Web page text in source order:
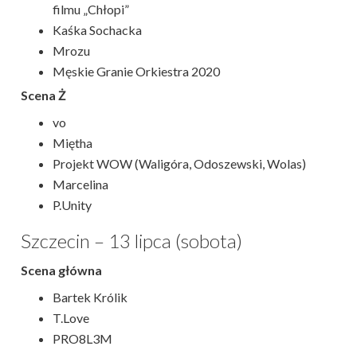
filmu „Chłopi”
Kaśka Sochacka
Mrozu
Męskie Granie Orkiestra 2020
Scena Ż
vo
Miętha
Projekt WOW (Waligóra, Odoszewski, Wolas)
Marcelina
P.Unity
Szczecin – 13 lipca (sobota)
Scena główna
Bartek Królik
T.Love
PRO8L3M